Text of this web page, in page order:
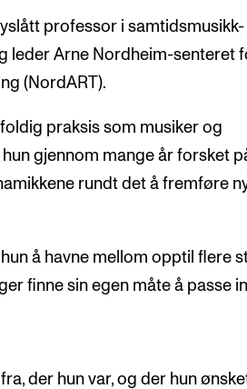
professor i samtidsmusikk-
leder Arne Nordheim-senteret
(NordART).
praksis som musiker og
gjennom mange år forsket
rundt det å fremføre
å havne mellom opptil flere
finne sin egen måte å passe
der hun var, og der hun